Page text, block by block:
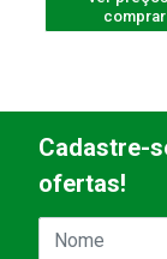
comprar
Cadastre-
ofertas!